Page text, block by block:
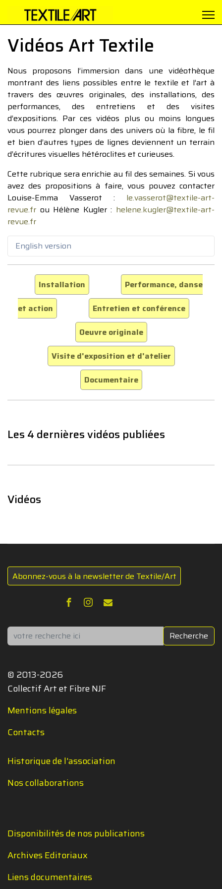
Vidéos Art Textile
Nous proposons l’immersion dans une vidéothèque
montrant des liens possibles entre le textile et l’art à
travers des œuvres originales, des installations, des
performances, des entretiens et des visites
d’expositions. Par ces vidéos plus ou moins longues
vous pourrez plonger dans des univers où la fibre, le fil
et bien d’autres types de lignes deviennent un terrain
d’écritures visuelles hétéroclites et curieuses.
Cette rubrique sera enrichie au fil des semaines. Si vous
avez des propositions à faire, vous pouvez contacter
Louise-Emma Vasserot : le.vasserot@textile-art-
revue.fr ou Hélène Kugler : helene.kugler@textile-art-
revue.fr
English version
Installation
Performance, danse
et action
Entretien et conférence
Oeuvre originale
Visite d'exposition et d'atelier
Documentaire
Les 4 dernières vidéos publiées
Vidéos
Abonnez-vous à la newsletter de Textile/Art
Rechercher Recherche
© 2013-2026
Collectif Art et Fibre NJF
Mentions légales
Contacts
Historique de l'association
Nos collaborations
Disponibilités de nos publications
Archives Editoriaux
Liens documentaires